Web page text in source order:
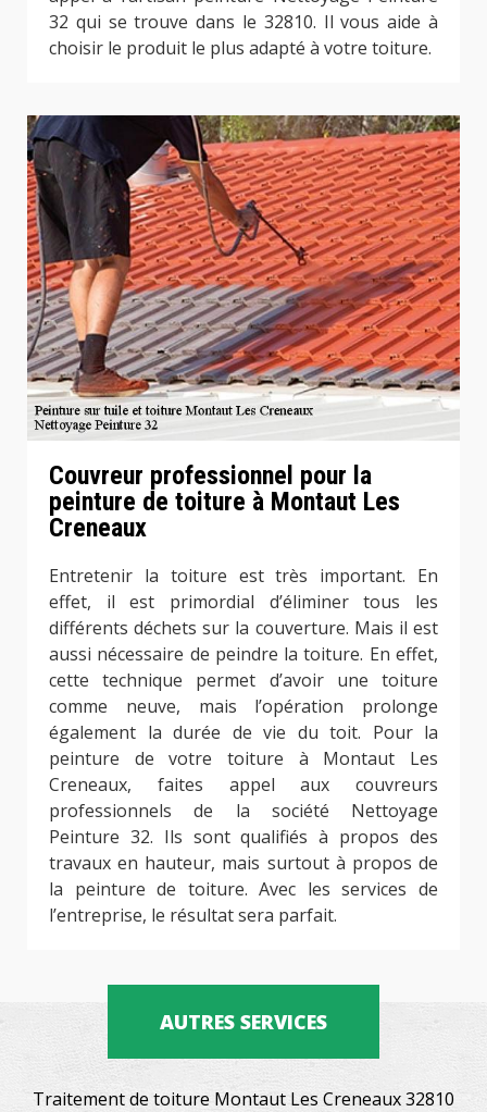
32 qui se trouve dans le 32810. Il vous aide à
choisir le produit le plus adapté à votre toiture.
Couvreur professionnel pour la
peinture de toiture à Montaut Les
Creneaux
Entretenir la toiture est très important. En
effet, il est primordial d’éliminer tous les
différents déchets sur la couverture. Mais il est
aussi nécessaire de peindre la toiture. En effet,
cette technique permet d’avoir une toiture
comme neuve, mais l’opération prolonge
également la durée de vie du toit. Pour la
peinture de votre toiture à Montaut Les
Creneaux, faites appel aux couvreurs
professionnels de la société Nettoyage
Peinture 32. Ils sont qualifiés à propos des
travaux en hauteur, mais surtout à propos de
la peinture de toiture. Avec les services de
l’entreprise, le résultat sera parfait.
AUTRES SERVICES
Traitement de toiture Montaut Les Creneaux 32810